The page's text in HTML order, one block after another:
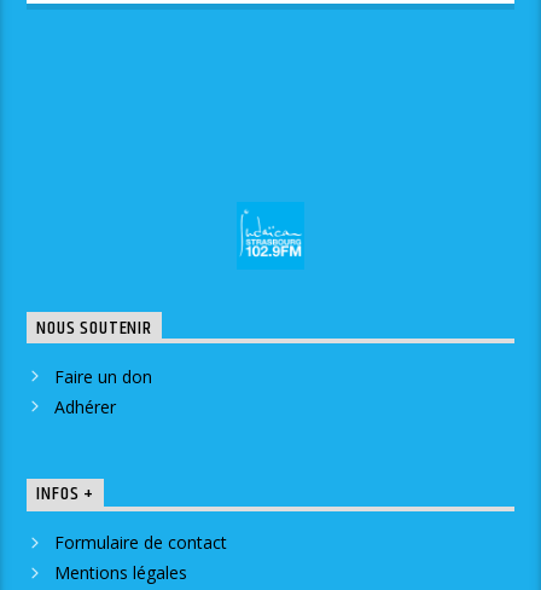
NOUS SOUTENIR
Faire un don
Adhérer
INFOS +
Formulaire de contact
Mentions légales